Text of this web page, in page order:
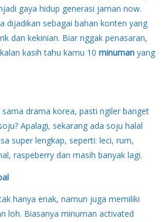
gaya hidup generasi jaman now.
dijadikan sebagai bahan konten yang
dan kekinian. Biar nggak penasaran,
kasih tahu kamu 10 minuman yang
drama korea, pasti ngiler banget
Apalagi, sekarang ada soju halal
super lengkap, seperti: leci, rum,
raspeberry dan masih banyak lagi.
hanya enak, namun juga memiliki
loh. Biasanya minuman activated